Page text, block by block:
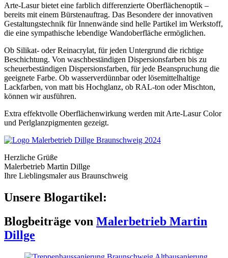
Arte-Lasur bietet eine farblich differenzierte Oberflächenoptik –
bereits mit einem Bürstenauftrag. Das Besondere der innovativen
Gestaltungstechnik für Innenwände sind helle Partikel im Werkstoff,
die eine sympathische lebendige Wandoberfläche ermöglichen.
Ob Silikat- oder Reinacrylat, für jeden Untergrund die richtige
Beschichtung. Von waschbeständigen Dispersionsfarben bis zu
scheuerbeständigen Dispersionsfarben, für jede Beanspruchung die
geeignete Farbe. Ob wasserverdünnbar oder lösemittelhaltige
Lackfarben, von matt bis Hochglanz, ob RAL-ton oder Mischton,
können wir ausführen.
Extra effektvolle Oberflächenwirkung werden mit Arte-Lasur Color
und Perlglanzpigmenten gezeigt.
Herzliche Grüße
Malerbetrieb Martin Dillge
Ihre Lieblingsmaler aus Braunschweig
Unsere Blogartikel:
Blogbeiträge von Malerbetrieb Martin
Dillge